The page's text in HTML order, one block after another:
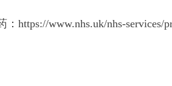
https://www.nhs.uk/nhs-services/